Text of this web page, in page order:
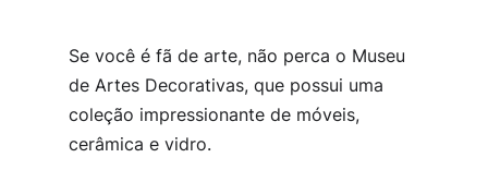
Se você é fã de arte, não perca o Museu
de Artes Decorativas, que possui uma
coleção impressionante de móveis,
cerâmica e vidro.